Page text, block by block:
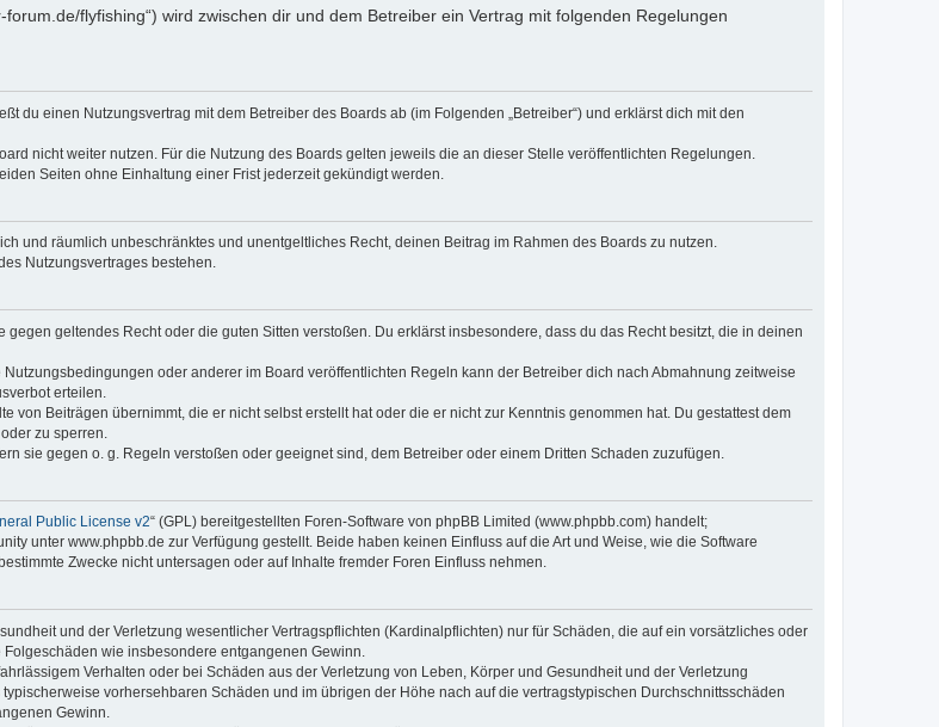
flyfishing“) wird zwischen dir und dem Betreiber ein Vertrag mit folgenden Regelungen
du einen Nutzungsvertrag mit dem Betreiber des Boards ab (im Folgenden „Betreiber“) und erklärst dich mit den
nicht weiter nutzen. Für die Nutzung des Boards gelten jeweils die an dieser Stelle veröffentlichten Regelungen.
Seiten ohne Einhaltung einer Frist jederzeit gekündigt werden.
und räumlich unbeschränktes und unentgeltliches Recht, deinen Beitrag im Rahmen des Boards zu nutzen.
Nutzungsvertrages bestehen.
geltendes Recht oder die guten Sitten verstoßen. Du erklärst insbesondere, dass du das Recht besitzt, die in deinen
oder anderer im Board veröffentlichten Regeln kann der Betreiber dich nach Abmahnung zeitweise
erteilen.
von Beiträgen übernimmt, die er nicht selbst erstellt hat oder die er nicht zur Kenntnis genommen hat. Du gestattest dem
zu sperren.
sie gegen o. g. Regeln verstoßen oder geeignet sind, dem Betreiber oder einem Dritten Schaden zuzufügen.
Public License v2“ (GPL) bereitgestellten Foren-Software von phpBB Limited (www.phpbb.com) handelt;
unter www.phpbb.de zur Verfügung gestellt. Beide haben keinen Einfluss auf die Art und Weise, wie die Software
Zwecke nicht untersagen oder auf Inhalte fremder Foren Einfluss nehmen.
und der Verletzung wesentlicher Vertragspflichten (Kardinalpflichten) nur für Schäden, die auf ein vorsätzliches oder
wie insbesondere entgangenen Gewinn.
Verhalten oder bei Schäden aus der Verletzung von Leben, Körper und Gesundheit und der Verletzung
vorhersehbaren Schäden und im übrigen der Höhe nach auf die vertragstypischen Durchschnittsschäden
Gewinn.